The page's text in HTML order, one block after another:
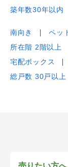
築年数30年以内
南向き ペッ
所在階 2階以上
宅配ボックス
総戸数 30戸以上